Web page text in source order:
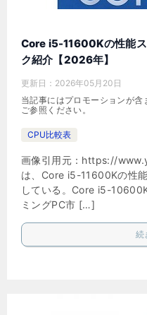
Core i5-11600Kの性能ス
ク紹介【2026年】
更新日： 2026年05月20日
当記事にはプロモーションが含
ご参照ください。
CPU比較表
画像引用元：https://
は、Core i5-11600Kの性
している。Core i5-
ミングPC市 […]
続